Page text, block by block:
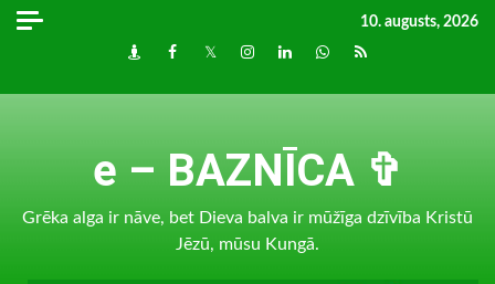
Skip
10. augusts, 2026
DraugiemFacebook
TwitterInstagram
LinkedInwhatsapp
RSS
e – BAZNĪCA ✞
Grēka alga ir nāve, bet Dieva balva ir mūžīga dzīvība Kristū
Jēzū, mūsu Kungā.